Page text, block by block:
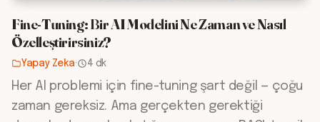
Fine-Tuning: Bir AI Modelini Ne Zaman ve Nasıl
Özelleştirirsiniz?
Yapay Zeka· 4 dk
Her AI problemi için fine-tuning şart değil — çoğu
zaman gereksiz. Ama gerçekten gerektiği